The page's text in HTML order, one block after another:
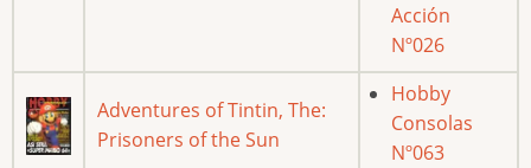
Acción
Nº026
Adventures of Tintin, The:
Prisoners of the Sun
Hobby
Consolas
Nº063